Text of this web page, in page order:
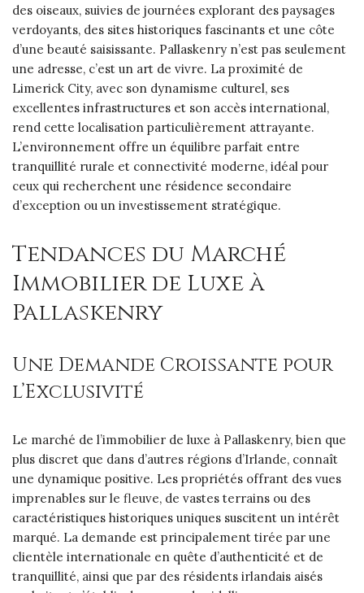
des oiseaux, suivies de journées explorant des paysages
verdoyants, des sites historiques fascinants et une côte
d’une beauté saisissante. Pallaskenry n’est pas seulement
une adresse, c’est un art de vivre. La proximité de
Limerick City, avec son dynamisme culturel, ses
excellentes infrastructures et son accès international,
rend cette localisation particulièrement attrayante.
L’environnement offre un équilibre parfait entre
tranquillité rurale et connectivité moderne, idéal pour
ceux qui recherchent une résidence secondaire
d’exception ou un investissement stratégique.
Tendances du Marché
Immobilier de Luxe à
Pallaskenry
Une Demande Croissante pour
l’Exclusivité
Le marché de l’immobilier de luxe à Pallaskenry, bien que
plus discret que dans d’autres régions d’Irlande, connaît
une dynamique positive. Les propriétés offrant des vues
imprenables sur le fleuve, de vastes terrains ou des
caractéristiques historiques uniques suscitent un intérêt
marqué. La demande est principalement tirée par une
clientèle internationale en quête d’authenticité et de
tranquillité, ainsi que par des résidents irlandais aisés